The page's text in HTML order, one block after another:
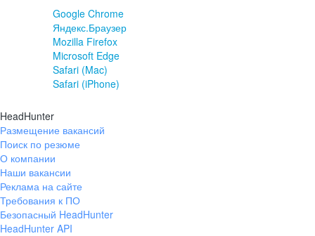
Google Chrome
Яндекс.Браузер
Mozilla Firefox
Microsoft Edge
Safari (Mac)
Safari (iPhone)
HeadHunter
Размещение вакансий
Поиск по резюме
О компании
Наши вакансии
Реклама на сайте
Требования к ПО
Безопасный HeadHunter
HeadHunter API